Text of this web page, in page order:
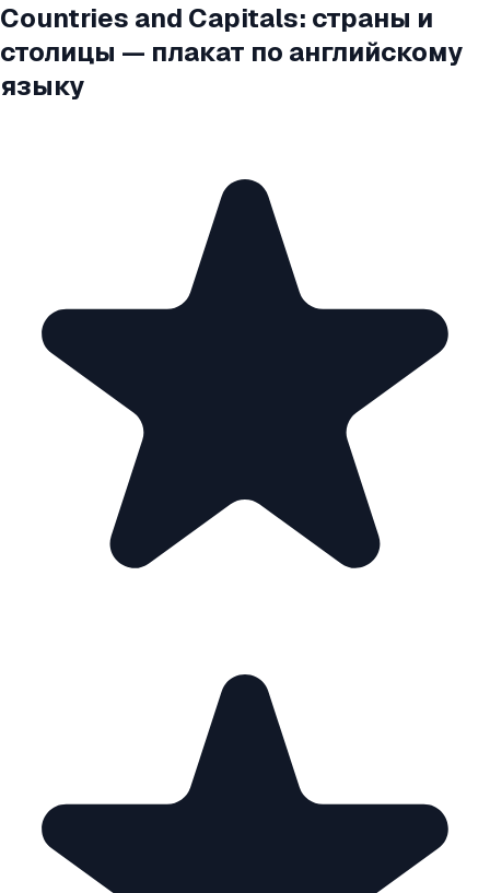
Countries and Capitals: страны и
столицы — плакат по английскому
языку